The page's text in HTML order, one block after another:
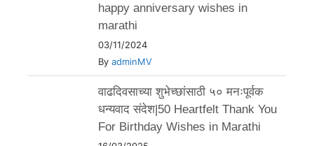
happy anniversary wishes in
marathi
03/11/2024
By adminMV
वाढदिवसाच्या शुभेच्छांसाठी ५० मनःपूर्वक
धन्यवाद संदेश|50 Heartfelt Thank You
For Birthday Wishes in Marathi